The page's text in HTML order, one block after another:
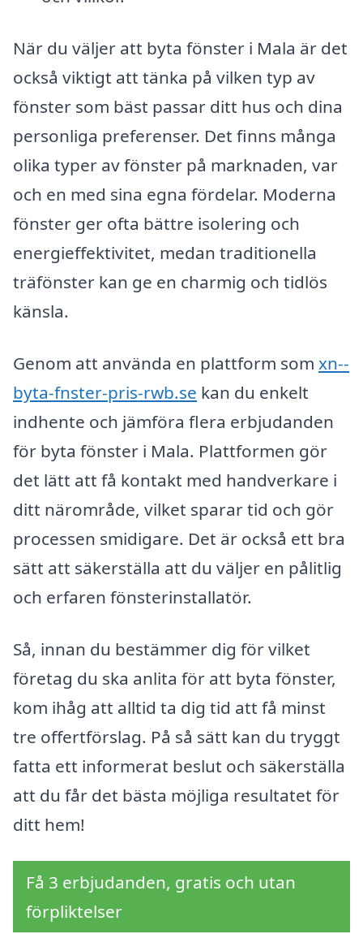
När du väljer att byta fönster i Mala är det
också viktigt att tänka på vilken typ av
fönster som bäst passar ditt hus och dina
personliga preferenser. Det finns många
olika typer av fönster på marknaden, var
och en med sina egna fördelar. Moderna
fönster ger ofta bättre isolering och
energieffektivitet, medan traditionella
träfönster kan ge en charmig och tidlös
känsla.
Genom att använda en plattform som xn--
byta-fnster-pris-rwb.se kan du enkelt
indhente och jämföra flera erbjudanden
för byta fönster i Mala. Plattformen gör
det lätt att få kontakt med handverkare i
ditt närområde, vilket sparar tid och gör
processen smidigare. Det är också ett bra
sätt att säkerställa att du väljer en pålitlig
och erfaren fönsterinstallatör.
Så, innan du bestämmer dig för vilket
företag du ska anlita för att byta fönster,
kom ihåg att alltid ta dig tid att få minst
tre offertförslag. På så sätt kan du tryggt
fatta ett informerat beslut och säkerställa
att du får det bästa möjliga resultatet för
ditt hem!
Få 3 erbjudanden, gratis och utan
förpliktelser